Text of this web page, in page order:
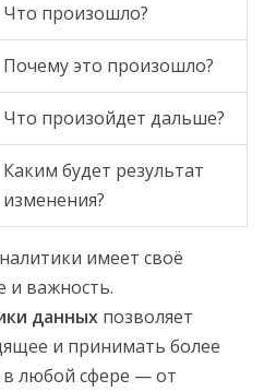
Что произошло?
Почему это произошло?
Что произойдет дальше?
Каким будет результат
изменения?
имеет своё
и важность.
данных позволяет
и принимать более
любой сфере — от